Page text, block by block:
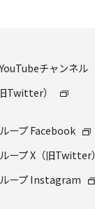
チャンネル
Twitter）
ープ Facebook
ープ X（旧Twitter）
ープ Instagram